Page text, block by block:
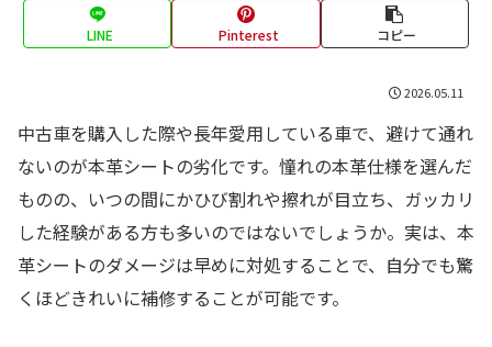
LINE Pinterest コピー
2026.05.11
中古車を購入した際や長年愛用している車で、避けて通れ
ないのが本革シートの劣化です。憧れの本革仕様を選んだ
ものの、いつの間にかひび割れや擦れが目立ち、ガッカリ
した経験がある方も多いのではないでしょうか。実は、本
革シートのダメージは早めに対処することで、自分でも驚
くほどきれいに補修することが可能です。